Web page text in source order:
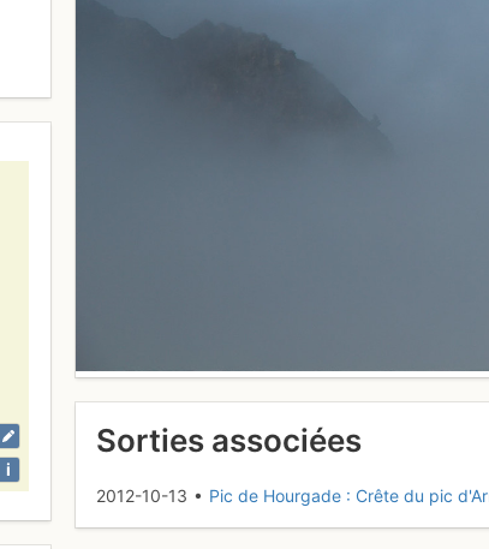
i
Sorties associées
2012-10-13 • Pic de Hourgade : Crête du pic